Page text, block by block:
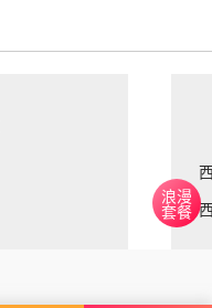
浪漫
套餐